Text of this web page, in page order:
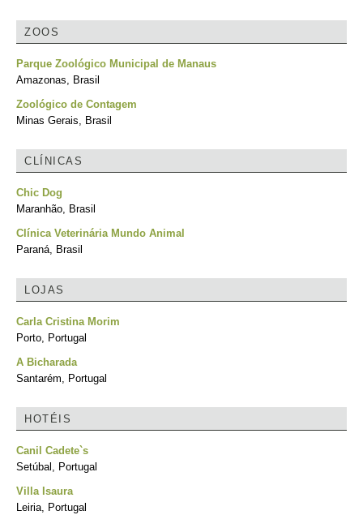
ZOOS
Parque Zoológico Municipal de Manaus
Amazonas, Brasil
Zoológico de Contagem
Minas Gerais, Brasil
CLÍNICAS
Chic Dog
Maranhão, Brasil
Clínica Veterinária Mundo Animal
Paraná, Brasil
LOJAS
Carla Cristina Morim
Porto, Portugal
A Bicharada
Santarém, Portugal
HOTÉIS
Canil Cadete`s
Setúbal, Portugal
Villa Isaura
Leiria, Portugal